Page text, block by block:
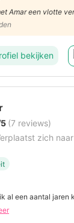
Amar een vlotte
bekijken
(7 reviews)
zich
al een aantal jaren